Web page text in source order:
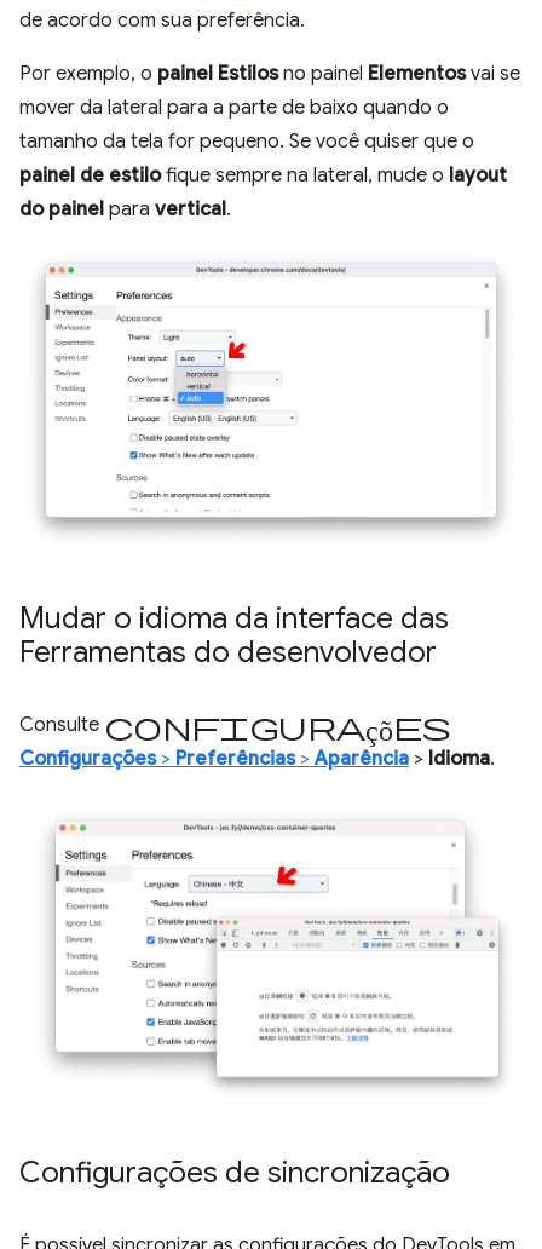
de acordo com sua preferência.
Por exemplo, o painel Estilosno painel Elementosvai se
mover da lateral para a parte de baixo quando o
tamanho da tela for pequeno. Se você quiser que o
painel de estilofique sempre na lateral, mude o layout
do painel para vertical.
Mudar o idioma da interface das
Ferramentas do desenvolvedor
Consulte configurações
Configurações> Preferências>Aparência > Idioma.
Configurações de sincronização